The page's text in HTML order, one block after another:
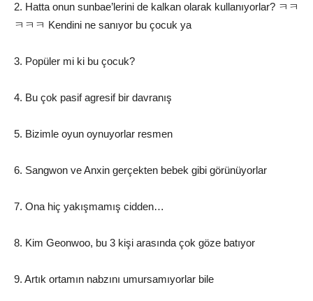
2. Hatta onun sunbae’lerini de kalkan olarak kullanıyorlar? ㅋㅋ
ㅋㅋㅋ Kendini ne sanıyor bu çocuk ya
3. Popüler mi ki bu çocuk?
4. Bu çok pasif agresif bir davranış
5. Bizimle oyun oynuyorlar resmen
6. Sangwon ve Anxin gerçekten bebek gibi görünüyorlar
7. Ona hiç yakışmamış cidden…
8. Kim Geonwoo, bu 3 kişi arasında çok göze batıyor
9. Artık ortamın nabzını umursamıyorlar bile